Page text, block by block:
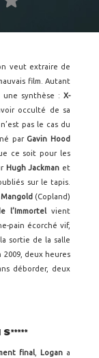
veut extraire de
film. Autant
une synthèse : X-
occulté de sa
pas le cas du
par Gavin Hood
ce soit pour les
Hugh Jackman et
sur le tapis.
Mangold (Copland)
l’Immortelvient
pain écorché vif,
sortie de la salle
deux heures
déborder, deux
final Logan a